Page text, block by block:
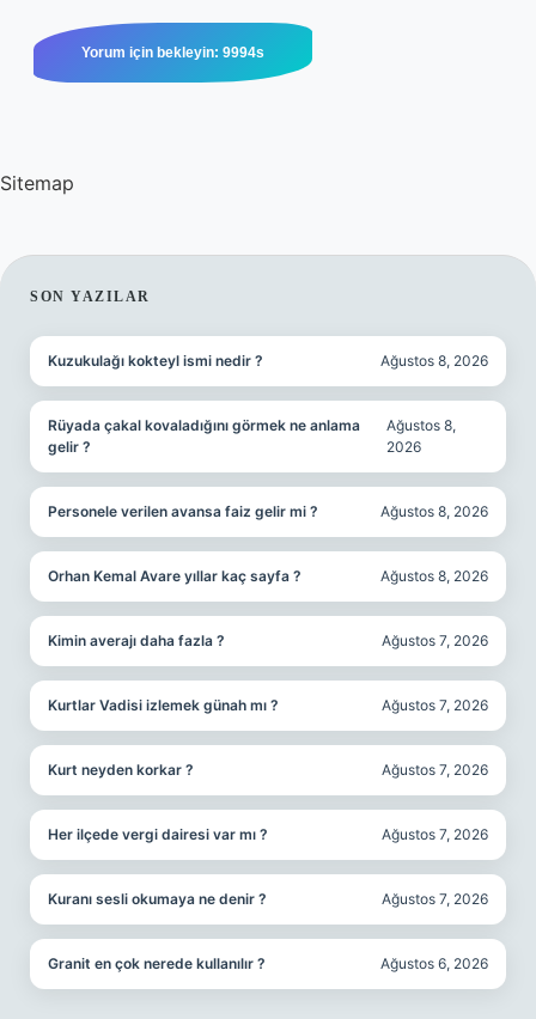
Sitemap
SIDEBAR
SON YAZILAR
Kuzukulağı kokteyl ismi nedir ? Ağustos 8, 2026
Rüyada çakal kovaladığını görmek ne anlama
gelir ?
Ağustos 8,
2026
Personele verilen avansa faiz gelir mi ? Ağustos 8, 2026
Orhan Kemal Avare yıllar kaç sayfa ? Ağustos 8, 2026
Kimin averajı daha fazla ? Ağustos 7, 2026
Kurtlar Vadisi izlemek günah mı ? Ağustos 7, 2026
Kurt neyden korkar ? Ağustos 7, 2026
Her ilçede vergi dairesi var mı ? Ağustos 7, 2026
Kuranı sesli okumaya ne denir ? Ağustos 7, 2026
Granit en çok nerede kullanılır ? Ağustos 6, 2026